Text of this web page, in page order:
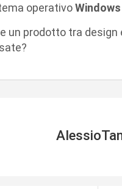
operativo
un prodotto tra